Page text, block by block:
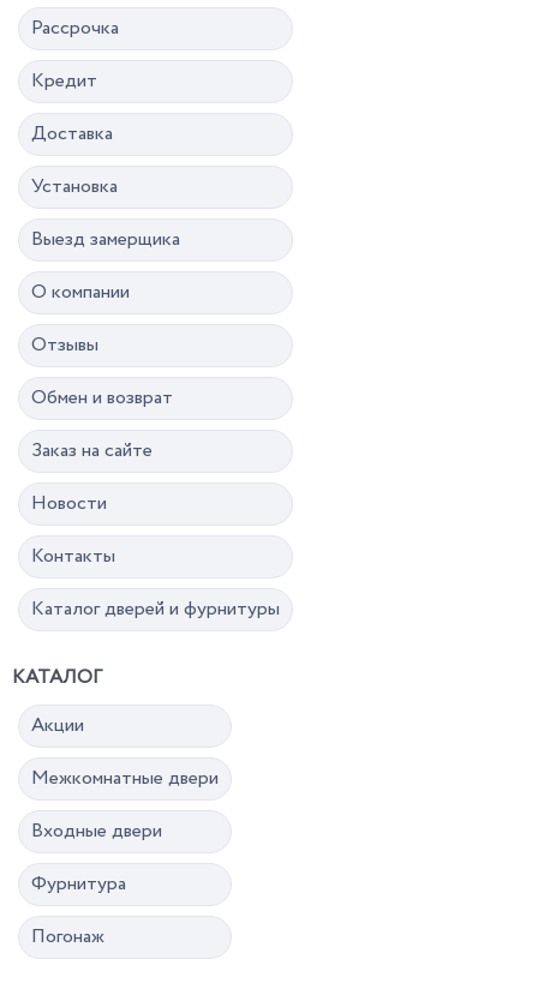
Рассрочка
Кредит
Доставка
Установка
Выезд замерщика
О компании
Отзывы
Обмен и возврат
Заказ на сайте
Новости
Контакты
Каталог дверей и фурнитуры
КАТАЛОГ
Акции
Межкомнатные двери
Входные двери
Фурнитура
Погонаж